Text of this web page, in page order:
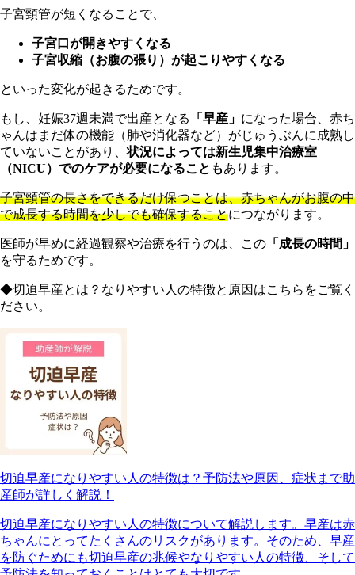
子宮頸管が短くなることで、
子宮口が開きやすくなる
子宮収縮（お腹の張り）が起こりやすくなる
といった変化が起きるためです。
もし、妊娠37週未満で出産となる 「早産」 になった場合、赤ち
ゃんはまだ体の機能（肺や消化器など）がじゅうぶんに成熟し
ていないことがあり、状況によっては新生児集中治療室
（NICU）でのケアが必要になることもあります。
子宮頸管の長さをできるだけ保つことは、赤ちゃんがお腹の中
で成長する時間を少しでも確保することにつながります。
医師が早めに経過観察や治療を行うのは、この 「成長の時間」
を守るためです。
◆切迫早産とは？なりやすい人の特徴と原因はこちらをご覧く
ださい。
切迫早産になりやすい人の特徴は？予防法や原因、症状まで助
産師が詳しく解説！
切迫早産になりやすい人の特徴について解説します。早産は赤
ちゃんにとってたくさんのリスクがあります。そのため、早産
を防ぐためにも切迫早産の兆候やなりやすい人の特徴、そして